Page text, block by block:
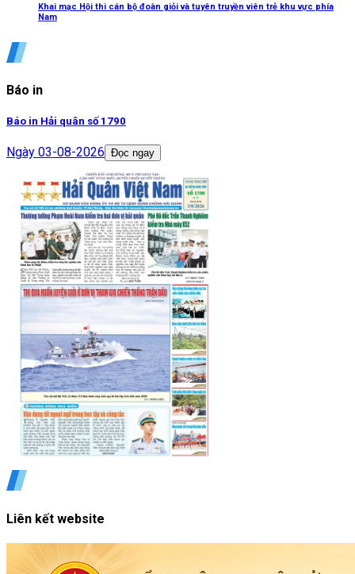
Khai mạc Hội thi cán bộ đoàn giỏi và tuyên truyền viên trẻ khu vực phía
Nam
Báo in
Báo in Hải quân số 1790
Ngày 03-08-2026 Đọc ngay
Liên kết website